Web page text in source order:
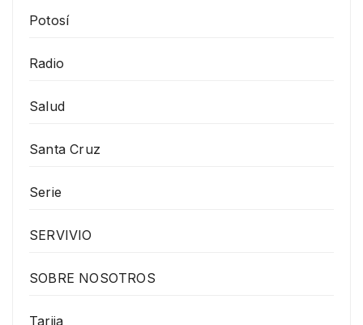
Potosí
Radio
Salud
Santa Cruz
Serie
SERVIVIO
SOBRE NOSOTROS
Tarija